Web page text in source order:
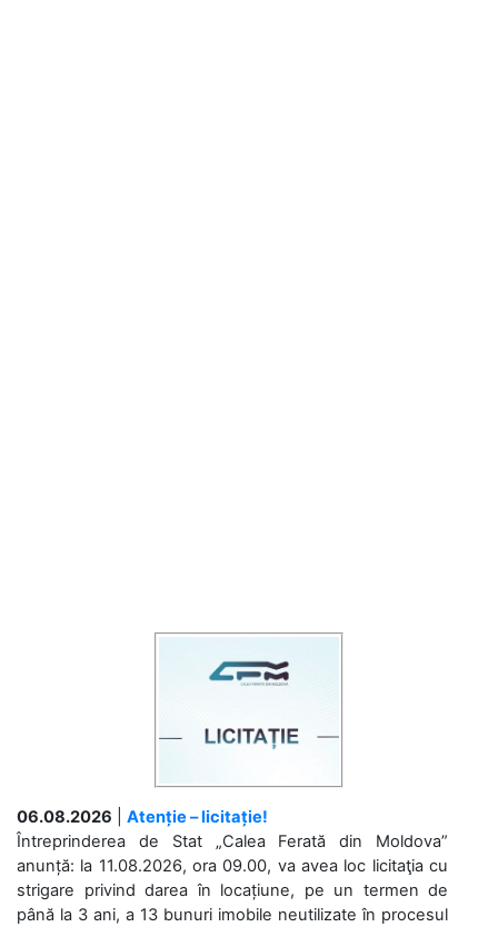
06.08.2026
Atenție – licitație!
Întreprinderea de Stat „Calea Ferată din Moldova”
anunță: la 11.08.2026, ora 09.00, va avea loc licitaţia cu
strigare privind darea în locațiune, pe un termen de
până la 3 ani, a 13 bunuri imobile neutilizate în procesul